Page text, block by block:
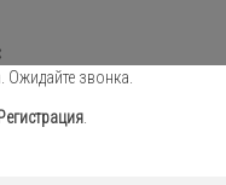
Ожидайте звонка.